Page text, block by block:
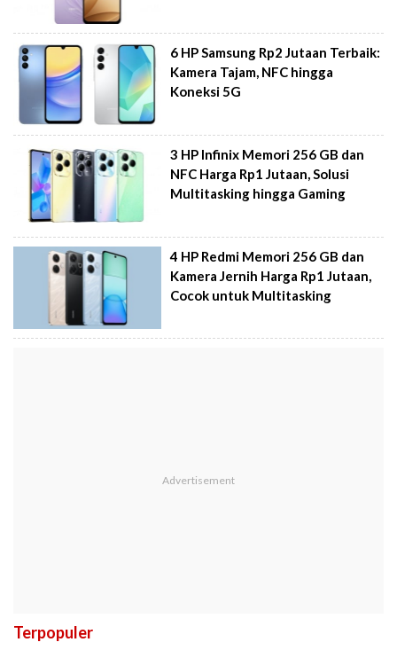
6 HP Samsung Rp2 Jutaan Terbaik:
Kamera Tajam, NFC hingga
Koneksi 5G
3 HP Infinix Memori 256 GB dan
NFC Harga Rp1 Jutaan, Solusi
Multitasking hingga Gaming
4 HP Redmi Memori 256 GB dan
Kamera Jernih Harga Rp1 Jutaan,
Cocok untuk Multitasking
Terpopuler